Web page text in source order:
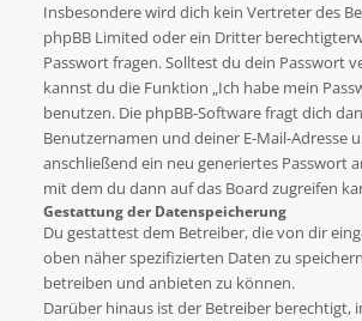
Insbesondere wird dich kein Vertreter des
phpBB Limited oder ein Dritter
Passwort fragen. Solltest du dein Passwort
kannst du die Funktion „Ich habe mein
benutzen. Die phpBB-Software fragt dich
Benutzernamen und deiner E-Mail-Adresse
anschließend ein neu generiertes Passwort
mit dem du dann auf das Board zugreifen
Gestattung der Datenspeicherung
Du gestattest dem Betreiber, die von dir
oben näher spezifizierten Daten zu
betreiben und anbieten zu können.
Darüber hinaus ist der Betreiber berechtigt,